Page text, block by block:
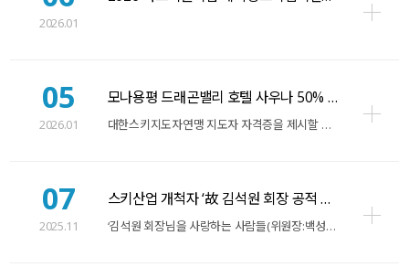
2026.01
05
2026.01
모나용평 드래곤밸리 호텔 사우나 50% 할인 이용 안내
대한스키지도자연맹 지도자 자격증을 제시할 경우, 모나용평 드래곤밸리 호텔 1층에 위치한 사…
07
2025.11
스키산업 개척자 ‘故 김석원 회장 공적 조형물 이전 기…
‘김석원 회장님을 사랑하는 사람들(위원장:백성학 영안모자 명예회장)’은 31일 평창군 대관…